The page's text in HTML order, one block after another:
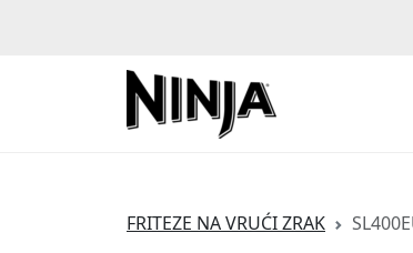
FRITEZE NA VRUĆI ZRAK